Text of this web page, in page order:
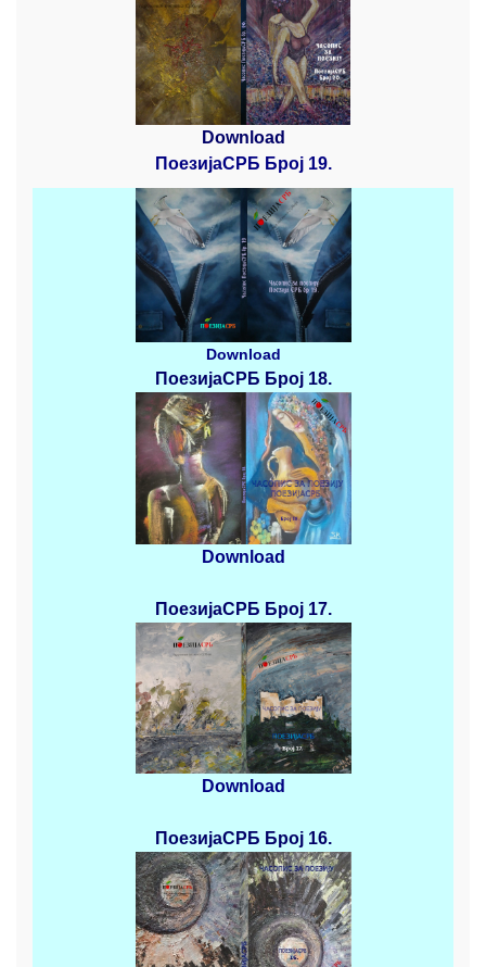
Download
ПоезијаСРБ Број 19.
Download
ПоезијаСРБ Број 18.
Download
ПоезијаСРБ Број 17.
Download
ПоезијаСРБ Број 16.